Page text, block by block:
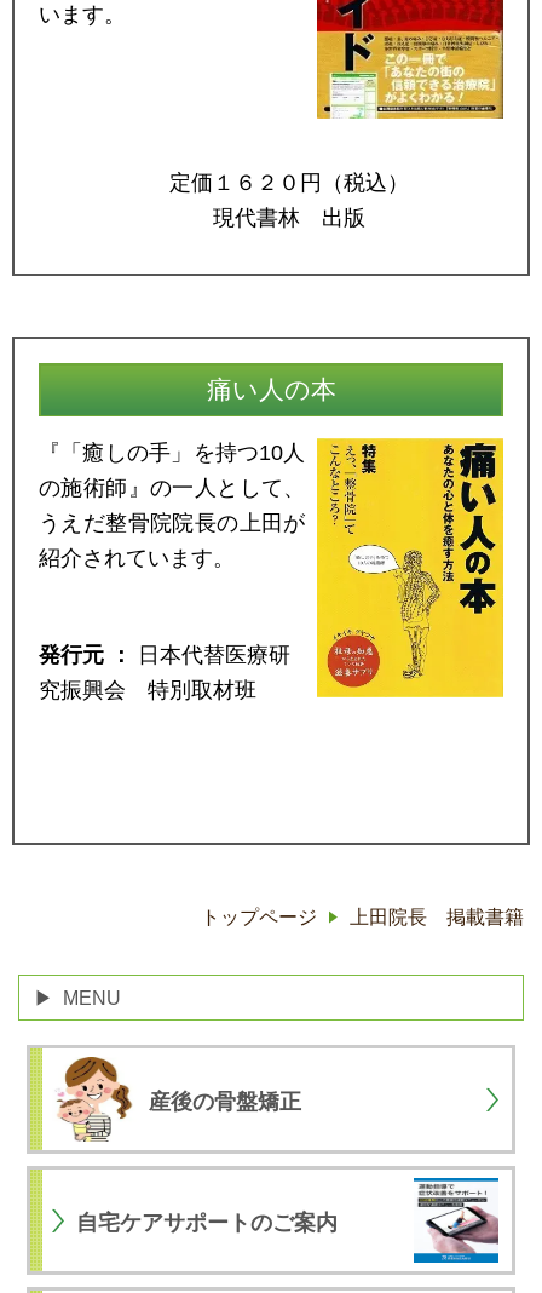
います。
定価１６２０円（税込）
現代書林 出版
痛い人の本
『「癒しの手」を持つ10人
の施術師』の一人として、
うえだ整骨院院長の上田が
紹介されています。
発行元 ： 日本代替医療研
究振興会 特別取材班
トップページ 上田院長 掲載書籍
MENU
産後の骨盤矯正
自宅ケアサポートのご案内